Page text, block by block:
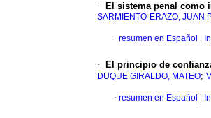
· El sistema penal como
SARMIENTO-ERAZO, JUAN
· resumen en Español
· El principio de
DUQUE GIRALDO, MATEO;
· resumen en Español